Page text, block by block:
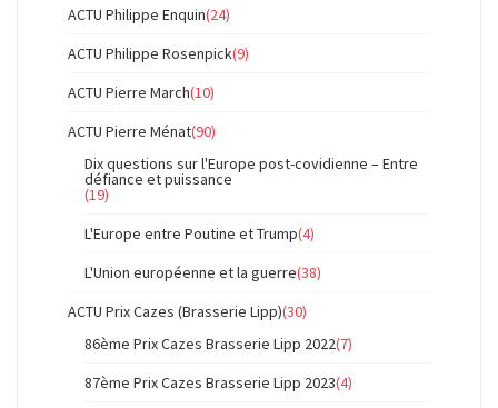
ACTU Philippe Enquin(24)
ACTU Philippe Rosenpick(9)
ACTU Pierre March(10)
ACTU Pierre Ménat(90)
Dix questions sur l'Europe post-covidienne – Entre
défiance et puissance
(19)
L'Europe entre Poutine et Trump(4)
L'Union européenne et la guerre(38)
ACTU Prix Cazes (Brasserie Lipp)(30)
86ème Prix Cazes Brasserie Lipp 2022(7)
87ème Prix Cazes Brasserie Lipp 2023(4)